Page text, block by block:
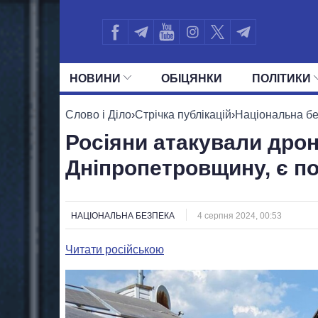
НОВИНИ ОБIЦЯНКИ ПОЛIТИКИ
УСІ ПОЛІТИКИ ПРЕЗИДЕНТ І
Слово і Діло›Стрічка публікацій›Національна
Росіяни атакували
Дніпропетровщину, є
НАЦІОНАЛЬНА БЕЗПЕКА 4 серпня 2024, 00:53
Читати російською